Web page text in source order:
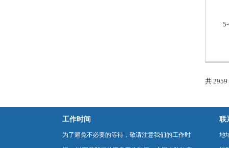
共
工作时间
为了避免不必要的等待，敬请注意我们的工作时
联
地